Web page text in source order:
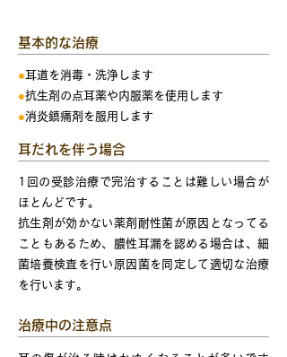
基本的な治療
●耳道を消毒・洗浄します
●抗生剤の点耳薬や内服薬を使用します
●消炎鎮痛剤を服用します
耳だれを伴う場合
1回の受診治療で完治することは難しい場合が
ほとんどです。
抗生剤が効かない薬剤耐性菌が原因となってる
こともあるため、膿性耳漏を認める場合は、細
菌培養検査を行い原因菌を同定して適切な治療
を行います。
治療中の注意点